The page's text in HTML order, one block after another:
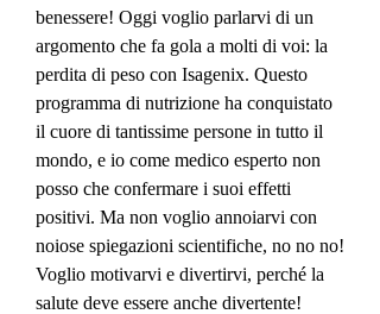
benessere! Oggi voglio parlarvi di un
argomento che fa gola a molti di voi: la
perdita di peso con Isagenix. Questo
programma di nutrizione ha conquistato
il cuore di tantissime persone in tutto il
mondo, e io come medico esperto non
posso che confermare i suoi effetti
positivi. Ma non voglio annoiarvi con
noiose spiegazioni scientifiche, no no no!
Voglio motivarvi e divertirvi, perché la
salute deve essere anche divertente!